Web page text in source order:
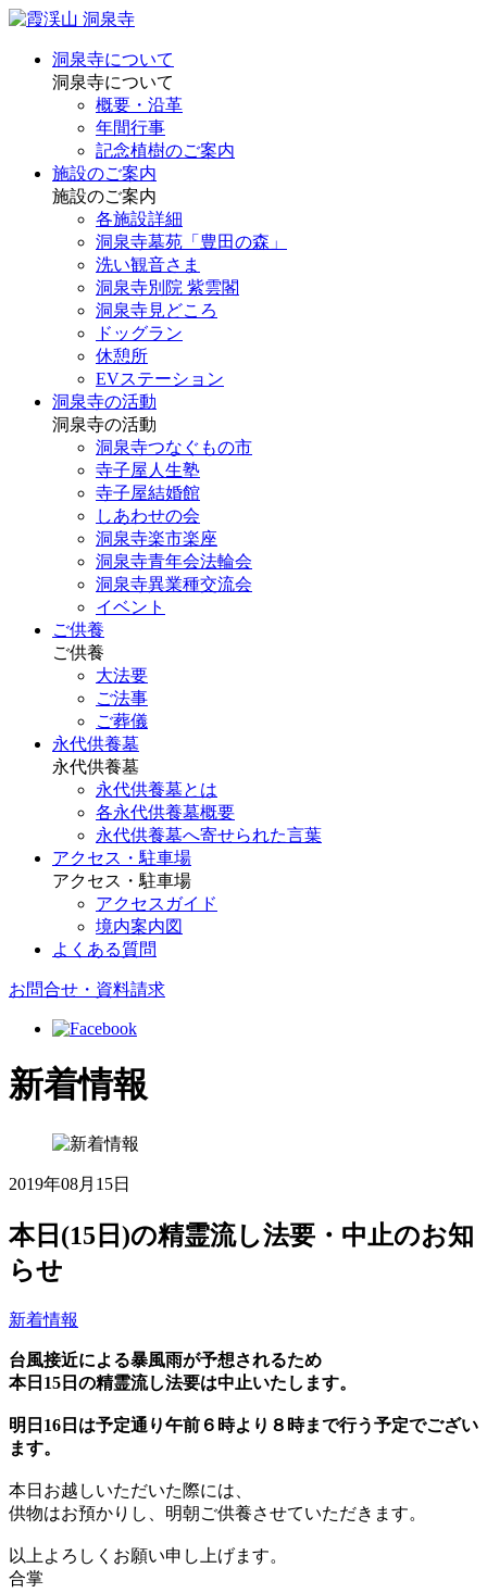
洞泉寺について
洞泉寺について
概要・沿革
年間行事
記念植樹のご案内
施設のご案内
施設のご案内
各施設詳細
洞泉寺墓苑「豊田の森」
洗い観音さま
洞泉寺別院 紫雲閣
洞泉寺見どころ
ドッグラン
休憩所
EVステーション
洞泉寺の活動
洞泉寺の活動
洞泉寺つなぐもの市
寺子屋人生塾
寺子屋結婚館
しあわせの会
洞泉寺楽市楽座
洞泉寺青年会法輪会
洞泉寺異業種交流会
イベント
ご供養
ご供養
大法要
ご法事
ご葬儀
永代供養墓
永代供養墓
永代供養墓とは
各永代供養墓概要
永代供養墓へ寄せられた言葉
アクセス・駐車場
アクセス・駐車場
アクセスガイド
境内案内図
よくある質問
お問合せ・資料請求
新着情報
2019年08月15日
本日(15日)の精霊流し法要・中止のお知
らせ
新着情報
台風接近による暴風雨が予想されるため
本日15日の精霊流し法要は中止いたします。
明日16日は予定通り午前６時より８時まで行う予定でござい
ます。
本日お越しいただいた際には、
供物はお預かりし、明朝ご供養させていただきます。
以上よろしくお願い申し上げます。
合掌